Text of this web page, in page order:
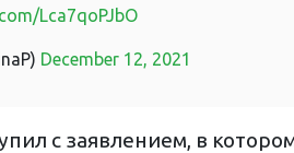
Lca7qoPJbO
December 12, 2021
с заявлением, в